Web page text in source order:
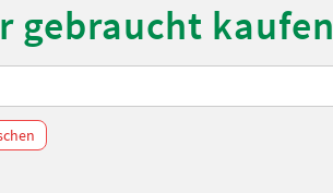
gebraucht kaufen